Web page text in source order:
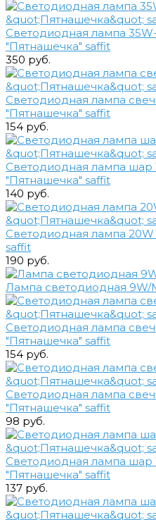
Светодиодная лампа
"Пятнашечка" saffit
350 руб.
Светодиодная лампа
"Пятнашечка" saffit
154 руб.
Светодиодная лампа шар
"Пятнашечка" saffit
140 руб.
Светодиодная лампа
saffit
190 руб.
Лампа светодиодная 9W/
Светодиодная лампа
"Пятнашечка" saffit
154 руб.
Светодиодная лампа
"Пятнашечка" saffit
98 руб.
Светодиодная лампа шар
"Пятнашечка" saffit
137 руб.